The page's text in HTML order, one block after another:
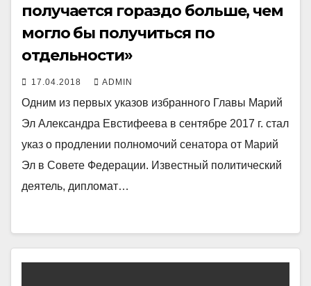
получается гораздо больше, чем
могло бы получиться по
отдельности»
17.04.2018 ADMIN
Одним из первых указов избранного Главы Марий
Эл Александра Евстифеева в сентябре 2017 г. стал
указ о продлении полномочий сенатора от Марий
Эл в Совете Федерации. Известный политический
деятель, дипломат…